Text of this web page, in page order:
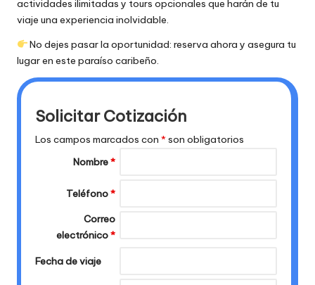
actividades ilimitadas y tours opcionales que harán de tu
viaje una experiencia inolvidable.
No dejes pasar la oportunidad: reserva ahora y asegura tu
lugar en este paraíso caribeño.
Solicitar Cotización
Los campos marcados con *son obligatorios
Nombre*
Teléfono*
Correo
electrónico*
Fecha de viaje